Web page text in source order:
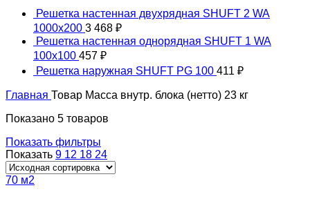
Решетка настенная двухрядная SHUFT 2 WA
1000x200 3 468 ₽
Решетка настенная однорядная SHUFT 1 WA
100x100 457 ₽
Решетка наружная SHUFT PG 100 411 ₽
Главная Товар Масса внутр. блока (нетто) 23 кг
Показано 5 товаров
Показать фильтры
Показать 9 12 18 24
70 м2